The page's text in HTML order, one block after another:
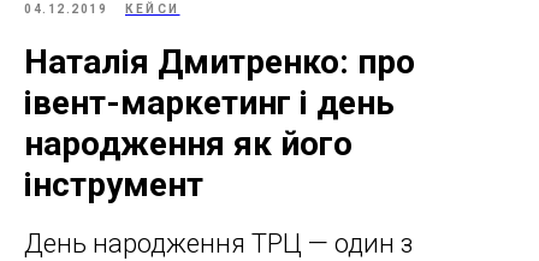
04.12.2019 КЕЙСИ
Наталія Дмитренко: про
івент-маркетинг і день
народження як його
інструмент
День народження ТРЦ — один з